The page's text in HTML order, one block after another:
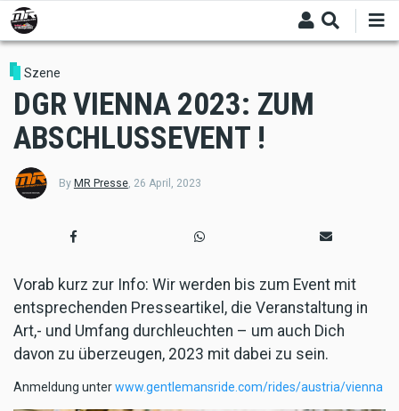
Skip
to
main
content
Szene
DGR VIENNA 2023: ZUM
ABSCHLUSSEVENT !
By MR Presse, 26 April, 2023
Vorab kurz zur Info: Wir werden bis zum Event mit
entsprechenden Presseartikel, die Veranstaltung in
Art,- und Umfang durchleuchten – um auch Dich
davon zu überzeugen, 2023 mit dabei zu sein.
Anmeldung unterwww.gentlemansride.com/rides/austria/vienna